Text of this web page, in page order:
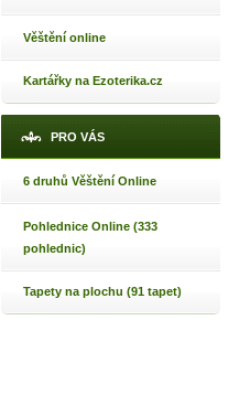
Věštění online
Kartářky na Ezoterika.cz
PRO VÁS
6 druhů Věštění Online
Pohlednice Online (333
pohlednic)
Tapety na plochu (91 tapet)